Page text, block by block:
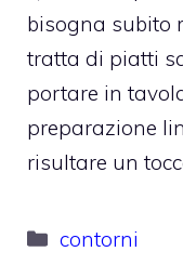
bisogna subito
tratta di piatti
portare in
preparazione
risultare un
Categorie
contorni